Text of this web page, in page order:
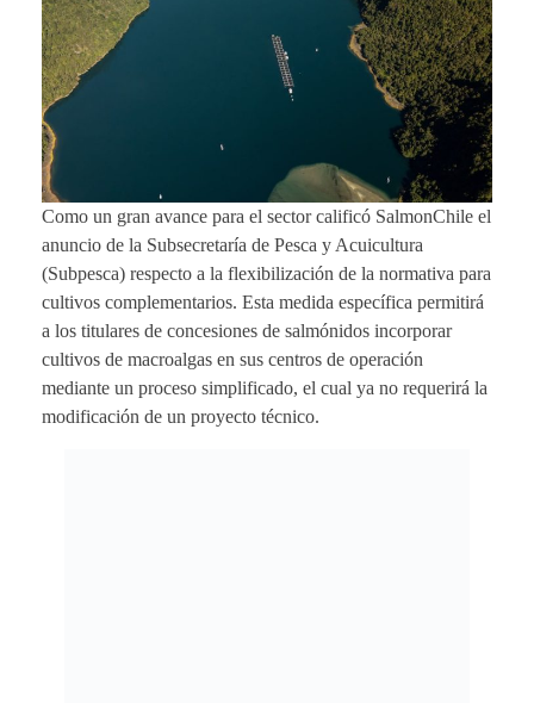
Como un gran avance para el sector calificó SalmonChile el
anuncio de la Subsecretaría de Pesca y Acuicultura
(Subpesca) respecto a la flexibilización de la normativa para
cultivos complementarios. Esta medida específica permitirá
a los titulares de concesiones de salmónidos incorporar
cultivos de macroalgas en sus centros de operación
mediante un proceso simplificado, el cual ya no requerirá la
modificación de un proyecto técnico.